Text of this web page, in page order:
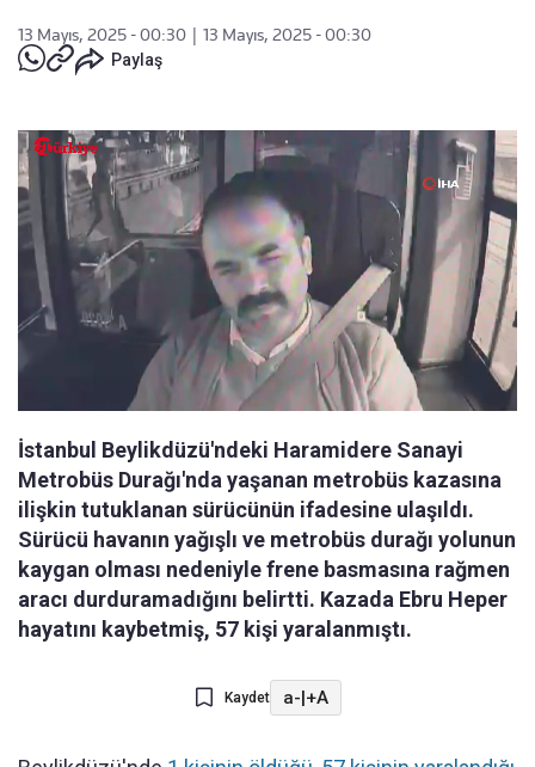
13 Mayıs, 2025 - 00:30
13 Mayıs, 2025 - 00:30
Paylaş
İstanbul Beylikdüzü'ndeki Haramidere Sanayi
Metrobüs Durağı'nda yaşanan metrobüs kazasına
ilişkin tutuklanan sürücünün ifadesine ulaşıldı.
Sürücü havanın yağışlı ve metrobüs durağı yolunun
kaygan olması nedeniyle frene basmasına rağmen
aracı durduramadığını belirtti. Kazada Ebru Heper
hayatını kaybetmiş, 57 kişi yaralanmıştı.
Kaydet a-|+A